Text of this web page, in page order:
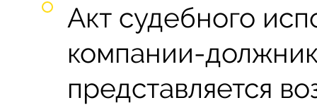
Акт судебного
компании-
представляется